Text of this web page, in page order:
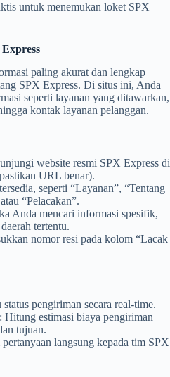
untuk menemukan loket SPX
paling akurat dan lengkap
SPX Express. Di situs ini, Anda
seperti layanan yang ditawarkan,
kontak layanan pelanggan.
website resmi SPX Express di
URL benar).
seperti “Layanan”, “Tentang
“Pelacakan”.
Anda mencari informasi spesifik,
tertentu.
nomor resi pada kolom “Lacak
status pengiriman secara real-time.
: Hitung estimasi biaya pengiriman
tujuan.
langsung kepada tim SPX